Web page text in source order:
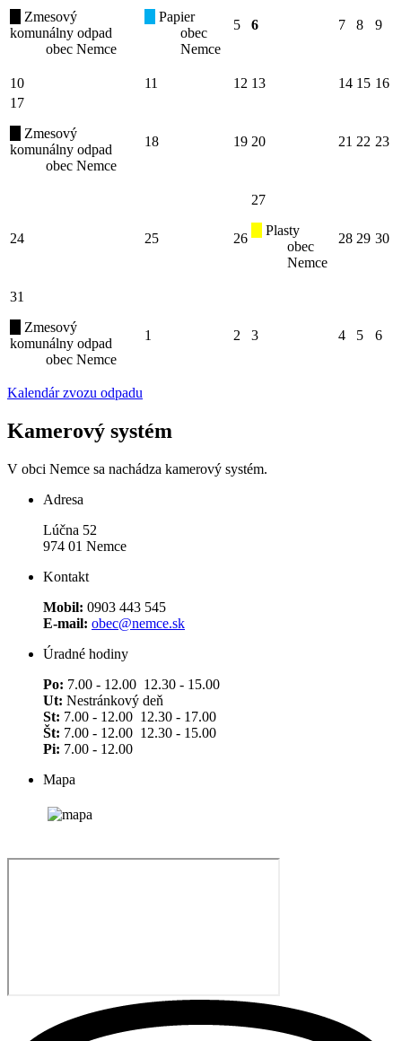
Zmesový
komunálny odpad
obec Nemce
Papier
obec
Nemce
5 6 7 8 9
10 11 12 13 14 15 16
17
Zmesový
komunálny odpad
obec Nemce
18 19 20 21 22 23
24 25 26
27
Plasty
obec
Nemce
28 29 30
31
Zmesový
komunálny odpad
obec Nemce
1 2 3 4 5 6
Kalendár zvozu odpadu
Kamerový systém
V obci Nemce sa nachádza kamerový systém.
Adresa
Lúčna 52
974 01 Nemce
Kontakt
Mobil: 0903 443 545
E-mail: obec@nemce.sk
Úradné hodiny
Po: 7.00 - 12.00 12.30 - 15.00
Ut: Nestránkový deň
St: 7.00 - 12.00 12.30 - 17.00
Št: 7.00 - 12.00 12.30 - 15.00
Pi: 7.00 - 12.00
Mapa